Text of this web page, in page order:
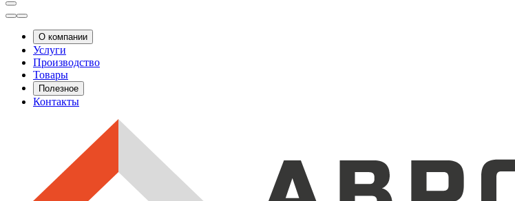
О компании
Услуги
Производство
Товары
Полезное
Контакты